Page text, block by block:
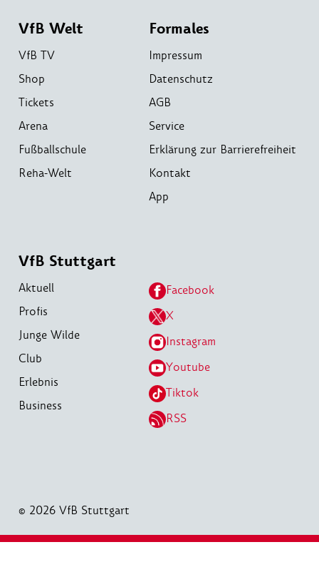
VfB Welt
VfB TV
Shop
Tickets
Arena
Fußballschule
Reha-Welt
Formales
Impressum
Datenschutz
AGB
Service
Erklärung zur Barrierefreiheit
Kontakt
App
VfB Stuttgart
Aktuell
Profis
Junge Wilde
Club
Erlebnis
Business
Facebook
X
Instagram
Youtube
Tiktok
RSS
© 2026 VfB Stuttgart